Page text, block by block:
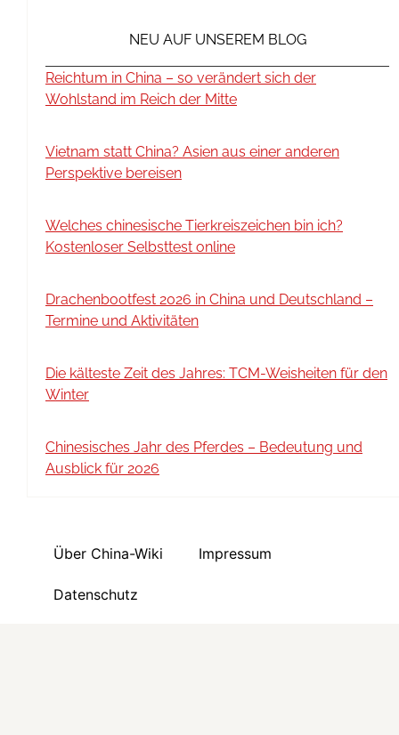
NEU AUF UNSEREM BLOG
Reichtum in China – so verändert sich der
Wohlstand im Reich der Mitte
Vietnam statt China? Asien aus einer anderen
Perspektive bereisen
Welches chinesische Tierkreiszeichen bin ich?
Kostenloser Selbsttest online
Drachenbootfest 2026 in China und Deutschland –
Termine und Aktivitäten
Die kälteste Zeit des Jahres: TCM-Weisheiten für den
Winter
Chinesisches Jahr des Pferdes – Bedeutung und
Ausblick für 2026
Über China-Wiki Impressum
Datenschutz